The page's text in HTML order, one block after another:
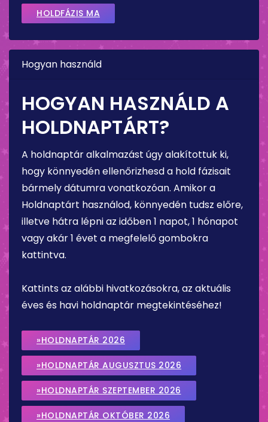
HOLDFÁZIS MA
Hogyan használd
HOGYAN HASZNÁLD A
HOLDNAPTÁRT?
A holdnaptár alkalmazást úgy alakítottuk ki,
hogy könnyedén ellenőrizhesd a hold fázisait
bármely dátumra vonatkozóan. Amikor a
Holdnaptárt használod, könnyedén tudsz előre,
illetve hátra lépni az időben 1 napot, 1 hónapot
vagy akár 1 évet a megfelelő gombokra
kattintva.
Kattints az alábbi hivatkozásokra, az aktuális
éves és havi holdnaptár megtekintéséhez!
»HOLDNAPTÁR 2026
»HOLDNAPTÁR AUGUSZTUS 2026
»HOLDNAPTÁR SZEPTEMBER 2026
»HOLDNAPTÁR OKTÓBER 2026